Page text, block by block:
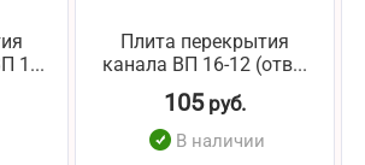
1...
Плита перекрытия
канала ВП 16-12 (отв...
105руб.
В наличии